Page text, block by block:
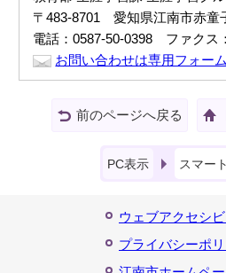
〒483-8701 愛知県江南市赤童
電話：0587-50-0398 ファクス
お問い合わせは専用フォー
前のページへ戻る
PC表示 スマー
ウェブアクセシ
プライバシーポ